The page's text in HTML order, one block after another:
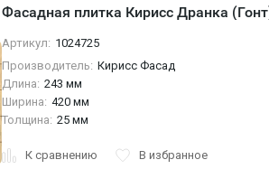
Фасадная плитка Кирисс Дранка
Артикул: 1024725
Производитель: Кирисс Фасад
Длина: 243 мм
Ширина: 420 мм
Толщина: 25 мм
К сравнению В избранное